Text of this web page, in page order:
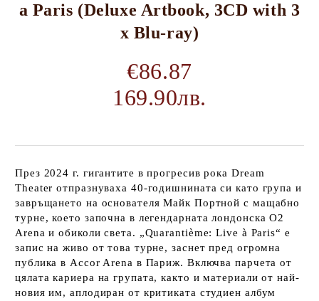
a Paris (Deluxe Artbook, 3CD with 3
x Blu-ray)
€86.87
169.90лв.
През 2024 г. гигантите в прогресив рока Dream
Theater отпразнуваха 40-годишнината си като група и
завръщането на основателя Майк Портной с мащабно
турне, което започна в легендарната лондонска O2
Arena и обиколи света. „Quarantième: Live à Paris“ е
запис на живо от това турне, заснет пред огромна
публика в Accor Arena в Париж. Включва парчета от
цялата кариера на групата, както и материали от най-
новия им, аплодиран от критиката студиен албум